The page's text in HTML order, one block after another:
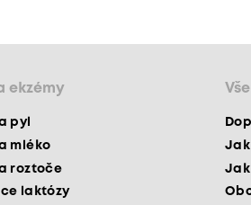
ekzémy
pyl
mléko
roztoče
laktózy
Jak